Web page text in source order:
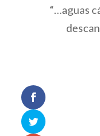
“…aguas